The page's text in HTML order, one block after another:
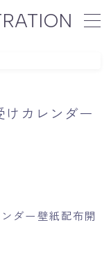
けカレンダー
ダー壁紙配布開